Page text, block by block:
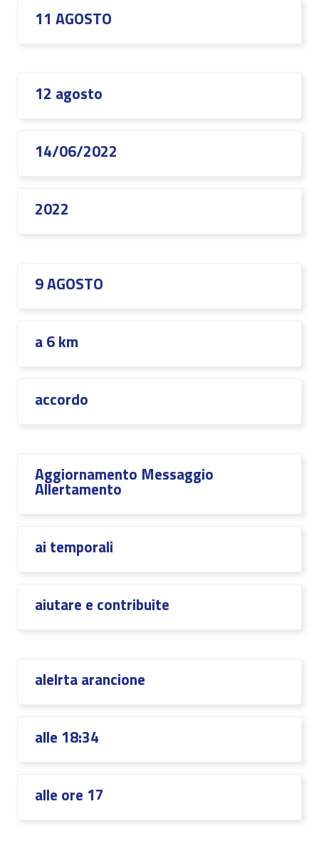
11 AGOSTO
12 agosto
14/06/2022
2022
9 AGOSTO
a 6 km
accordo
Aggiornamento Messaggio
Allertamento
ai temporali
aiutare e contribuite
alelrta arancione
alle 18:34
alle ore 17